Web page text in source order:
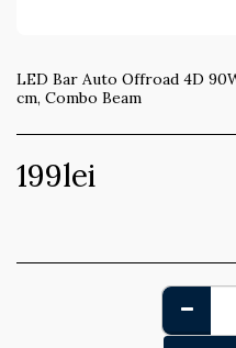
LED Bar Auto Offroad 4D
cm, Combo Beam
199lei